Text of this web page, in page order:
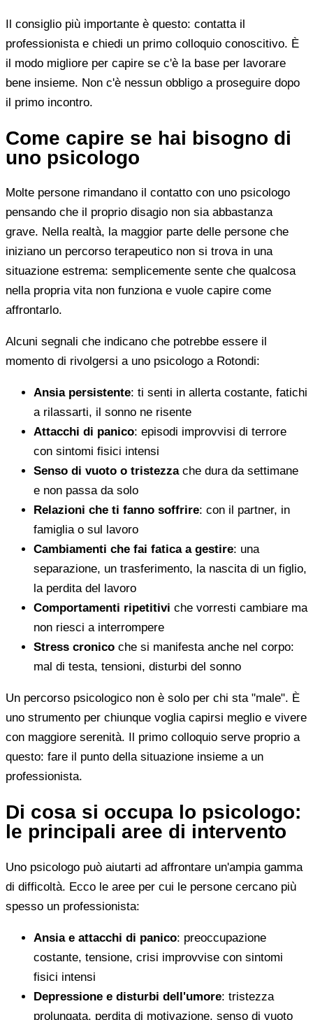
Il consiglio più importante è questo: contatta il
professionista e chiedi un primo colloquio conoscitivo. È
il modo migliore per capire se c'è la base per lavorare
bene insieme. Non c'è nessun obbligo a proseguire dopo
il primo incontro.
Come capire se hai bisogno di
uno psicologo
Molte persone rimandano il contatto con uno psicologo
pensando che il proprio disagio non sia abbastanza
grave. Nella realtà, la maggior parte delle persone che
iniziano un percorso terapeutico non si trova in una
situazione estrema: semplicemente sente che qualcosa
nella propria vita non funziona e vuole capire come
affrontarlo.
Alcuni segnali che indicano che potrebbe essere il
momento di rivolgersi a uno psicologo a Rotondi:
Ansia persistente: ti senti in allerta costante, fatichi
a rilassarti, il sonno ne risente
Attacchi di panico: episodi improvvisi di terrore
con sintomi fisici intensi
Senso di vuoto o tristezzache dura da settimane
e non passa da solo
Relazioni che ti fanno soffrire: con il partner, in
famiglia o sul lavoro
Cambiamenti che fai fatica a gestire: una
separazione, un trasferimento, la nascita di un figlio,
la perdita del lavoro
Comportamenti ripetitivi che vorresti cambiare ma
non riesci a interrompere
Stress cronico che si manifesta anche nel corpo:
mal di testa, tensioni, disturbi del sonno
Un percorso psicologico non è solo per chi sta "male". È
uno strumento per chiunque voglia capirsi meglio e vivere
con maggiore serenità. Il primo colloquio serve proprio a
questo: fare il punto della situazione insieme a un
professionista.
Di cosa si occupa lo psicologo:
le principali aree di intervento
Uno psicologo può aiutarti ad affrontare un'ampia gamma
di difficoltà. Ecco le aree per cui le persone cercano più
spesso un professionista:
Ansia e attacchi di panico: preoccupazione
costante, tensione, crisi improvvise con sintomi
fisici intensi
Depressione e disturbi dell'umore: tristezza
prolungata, perdita di motivazione, senso di vuoto